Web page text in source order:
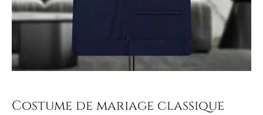
Costume de mariage classique